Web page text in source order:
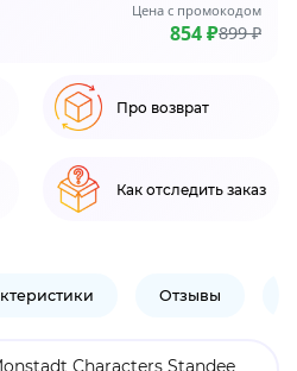
Цена с промокодом
854 ₽899 ₽
Про возврат
Как отследить заказ
Отзывы